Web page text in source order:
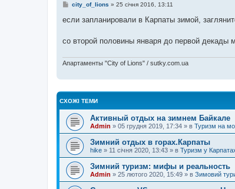
П
в
о
н
я
city_of_lions » 25 січня 2016, 13:11
если запланировали в Карпаты зимой,
со второй половины января до первой
Апартаменты "City of Lions" / sutky.com.ua
СХОЖІ ТЕМИ
Активный отдых на зимнем Байкале
Admin » 05 грудня 2019, 17:34 » в Туризм на
Зимний отдых в горах.Карпаты
hike » 11 січня 2020, 13:43 » в Туризм у
Зимний туризм: мифы и реальность
Admin » 25 лютого 2020, 15:49 » в Зимовий